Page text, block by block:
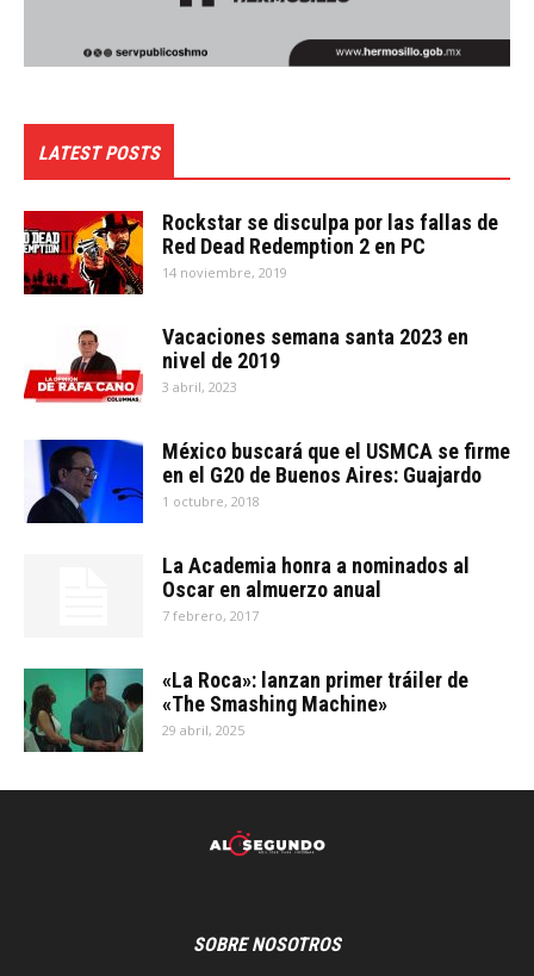
LATEST POSTS
Rockstar se disculpa por las fallas de
Red Dead Redemption 2 en PC
14 noviembre, 2019
Vacaciones semana santa 2023 en
nivel de 2019
3 abril, 2023
México buscará que el USMCA se firme
en el G20 de Buenos Aires: Guajardo
1 octubre, 2018
La Academia honra a nominados al
Oscar en almuerzo anual
7 febrero, 2017
«La Roca»: lanzan primer tráiler de
«The Smashing Machine»
29 abril, 2025
SOBRE NOSOTROS